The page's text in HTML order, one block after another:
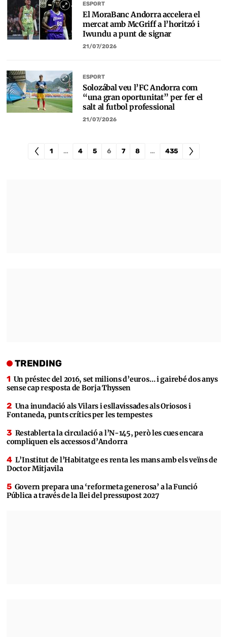
ESPORT
El MoraBanc Andorra accelera el
mercat amb McGriff a l’horitzó i
Iwundu a punt de signar
21/07/2026
ESPORT
Solozábal veu l’FC Andorra com
“una gran oportunitat” per fer el
salt al futbol professional
21/07/2026
1 … 4 5 6 7 8 … 435
TRENDING
Un préstec del 2016, set milions d’euros… i gairebé dos anys
sense cap resposta de Borja Thyssen
Una inundació als Vilars i esllavissades als Oriosos i
Fontaneda, punts crítics per les tempestes
Restablerta la circulació a l’N-145, però les cues encara
compliquen els accessos d’Andorra
L’Institut de l’Habitatge es renta les mans amb els veïns de
Doctor Mitjavila
Govern prepara una ‘reformeta generosa’ a la Funció
Pública a través de la llei del pressupost 2027